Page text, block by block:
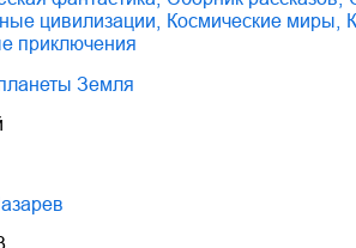
цивилизации
космические миры
приключения
планеты Земля